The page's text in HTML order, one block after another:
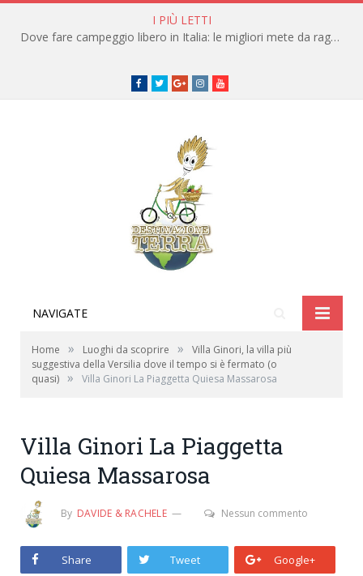
I PIÙ LETTI
Dove fare campeggio libero in Italia: le migliori mete da raggiungere in traghetto
Facebook
TwitterGoogle+instagramyoutube
NAVIGATE
Home » Luoghi da scoprire »
Villa Ginori, la villa più
suggestiva della Versilia dove il tempo si è fermato (o
quasi) » Villa Ginori La Piaggetta Quiesa Massarosa
Villa Ginori La Piaggetta
Quiesa Massarosa
By DAVIDE & RACHELE Nessun commento
Share Tweet Google+